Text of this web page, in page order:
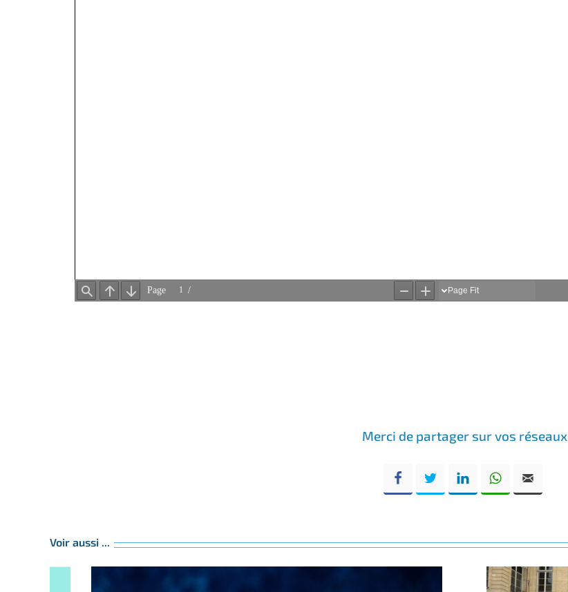
Merci de partager sur vos réseaux
Facebook Twitter LinkedIn WhatsApp
Voir aussi ...